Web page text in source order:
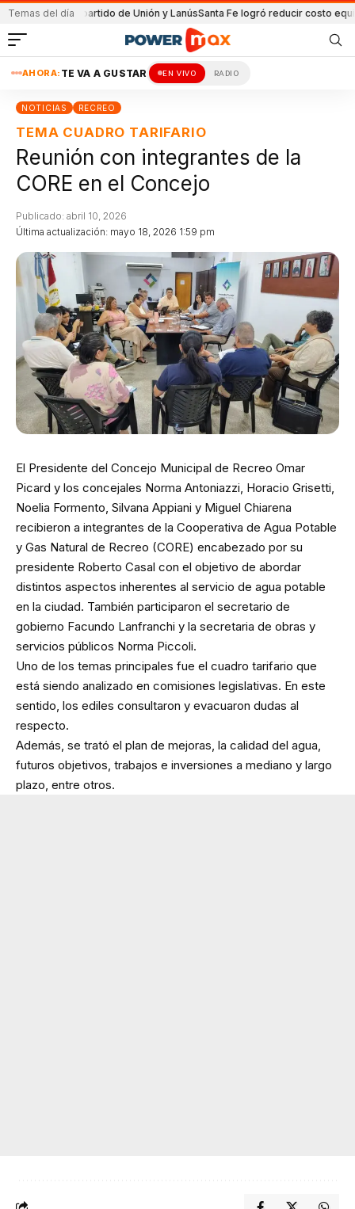
Temas del día
en el partido de Unión y LanúsSanta Fe logró reducir costo
AHORA: TE VA A GUSTAR EN VIVO RADIO
NOTICIAS RECREO
TEMA CUADRO TARIFARIO
Reunión con integrantes de la
CORE en el Concejo
Última actualización: mayo 18, 2026 1:59 pm
Publicado: abril 10, 2026
El Presidente del Concejo Municipal de Recreo Omar
Picard y los concejales Norma Antoniazzi, Horacio Grisetti,
Noelia Formento, Silvana Appiani y Miguel Chiarena
recibieron a integrantes de la Cooperativa de Agua Potable
y Gas Natural de Recreo (CORE) encabezado por su
presidente Roberto Casal con el objetivo de abordar
distintos aspectos inherentes al servicio de agua potable
en la ciudad. También participaron el secretario de
gobierno Facundo Lanfranchi y la secretaria de obras y
servicios públicos Norma Piccoli.
Uno de los temas principales fue el cuadro tarifario que
está siendo analizado en comisiones legislativas. En este
sentido, los ediles consultaron y evacuaron dudas al
respecto.
Además, se trató el plan de mejoras, la calidad del agua,
futuros objetivos, trabajos e inversiones a mediano y largo
plazo, entre otros.